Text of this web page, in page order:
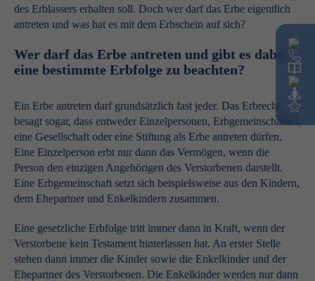
des Erblassers erhalten soll. Doch wer darf das Erbe eigentlich
antreten und was hat es mit dem Erbschein auf sich?
Wer darf das Erbe antreten und gibt es dabei
eine bestimmte Erbfolge zu beachten?
Ein Erbe antreten darf grundsätzlich fast jeder. Das Erbrecht
besagt sogar, dass entweder Einzelpersonen, Erbgemeinschaften,
eine Gesellschaft oder eine Stiftung als Erbe antreten dürfen.
Eine Einzelperson erbt nur dann das Vermögen, wenn die
Person den einzigen Angehörigen des Verstorbenen darstellt.
Eine Erbgemeinschaft setzt sich beispielsweise aus den Kindern,
dem Ehepartner und Enkelkindern zusammen.
Eine gesetzliche Erbfolge tritt immer dann in Kraft, wenn der
Verstorbene kein Testament hinterlassen hat. An erster Stelle
stehen dann immer die Kinder sowie die Enkelkinder und der
Ehepartner des Verstorbenen. Die Enkelkinder werden nur dann